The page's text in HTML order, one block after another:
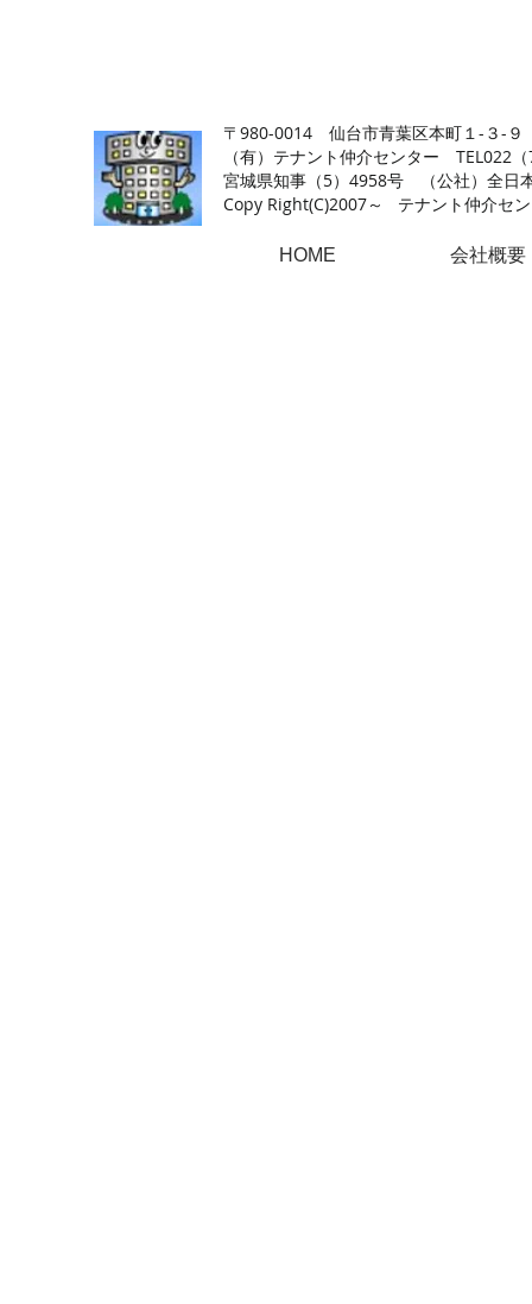
〒980-0014 仙台市青葉区本町１-３-９
（有）テナント仲介センター TEL022
宮城県知事（5）4958号 （公社）全日
Copy Right(C)2007～ テナント仲介セ
HOME 会社概要